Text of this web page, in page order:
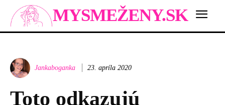
MYSMEŽENY.SK
Jankaboganka 23. apríla 2020
Toto odkazujú